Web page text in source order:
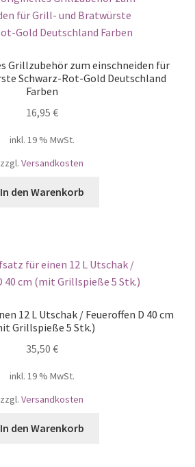
Grillzubehör zum einschneiden für
Schwarz-Rot-Gold Deutschland
Farben
16,95 €
inkl. 19 % MwSt.
zzgl. Versandkosten
In den Warenkorb
12 L Utschak / Feueroffen D 40 cm
Grillspieße 5 Stk.)
35,50 €
inkl. 19 % MwSt.
zzgl. Versandkosten
In den Warenkorb